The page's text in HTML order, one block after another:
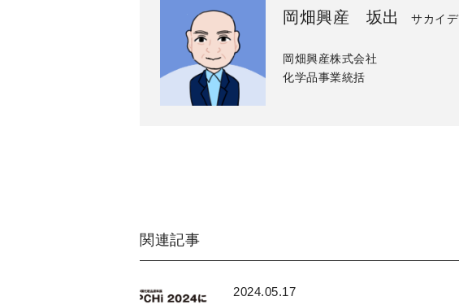
岡畑興産 坂出 サカイデ
岡畑興産株式会社
化学品事業統括
関連記事
2024.05.17